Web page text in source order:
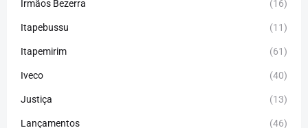
Irmãos Bezerra (16)
Itapebussu (11)
Itapemirim (61)
Iveco (40)
Justiça (13)
Lançamentos (46)